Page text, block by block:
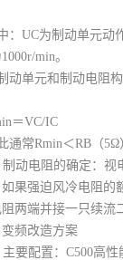
：UC为制动单元动
min。
动单元和制动电阻
＝VC/IC
通常Rmin＜RB（5Ω
制动电阻的确定：视
如果强迫风冷电阻的
两端并接一只续流
变频改造方案
主要配置：C500高